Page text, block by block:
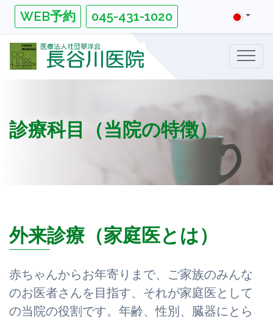
WEB予約 045-431-1020
診療科目（当院の特徴）
外来診療（家庭医とは）
赤ちゃんからお年寄りまで、ご家族のみんな
のお医者さんを目指す、それが家庭医として
の当院の役割です。年齢、性別、臓器にとら